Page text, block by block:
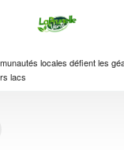
locales défient les
lacs